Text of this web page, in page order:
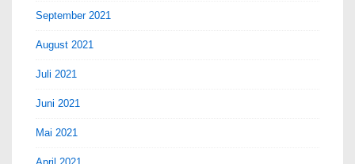
September 2021
August 2021
Juli 2021
Juni 2021
Mai 2021